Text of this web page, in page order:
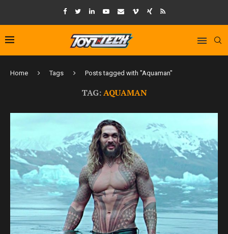
Home Tags Posts tagged with "Aquaman"
TAG:AQUAMAN